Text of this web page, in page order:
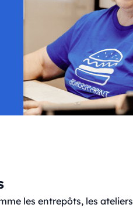
les entrepôts, les ateliers